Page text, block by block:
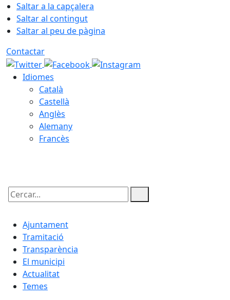
Saltar a la capçalera
Saltar al contingut
Saltar al peu de pàgina
Contactar
Idiomes
Català
Castellà
Anglès
Alemany
Francès
Cercar:
Ajuntament
Tramitació
Transparència
El municipi
Actualitat
Temes